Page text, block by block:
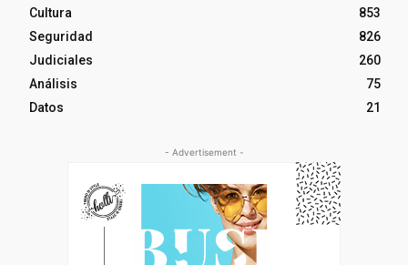
Cultura
853
Seguridad
826
Judiciales
260
Análisis
75
Datos
21
- Advertisement -